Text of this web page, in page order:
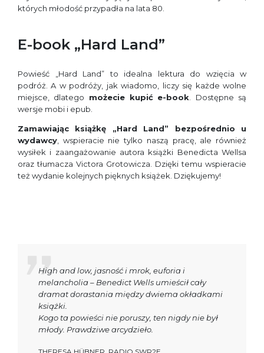
których młodość przypadła na lata 80.
E-book „Hard Land”
Powieść „Hard Land” to idealna lektura do wzięcia w
podróż. A w podróży, jak wiadomo, liczy się każde wolne
miejsce, dlatego możecie kupić e-book. Dostępne są
wersje mobi i epub.
Zamawiając książkę „Hard Land” bezpośrednio u
wydawcy, wspieracie nie tylko naszą pracę, ale również
wysiłek i zaangażowanie autora książki Benedicta Wellsa
oraz tłumacza Victora Grotowicza. Dzięki temu wspieracie
też wydanie kolejnych pięknych książek. Dziękujemy!
High and low, jasność i mrok, euforia i
melancholia – Benedict Wells umieścił cały
dramat dorastania między dwiema okładkami
książki.
Kogo ta powieści nie poruszy, ten nigdy nie był
młody. Prawdziwe arcydzieło.